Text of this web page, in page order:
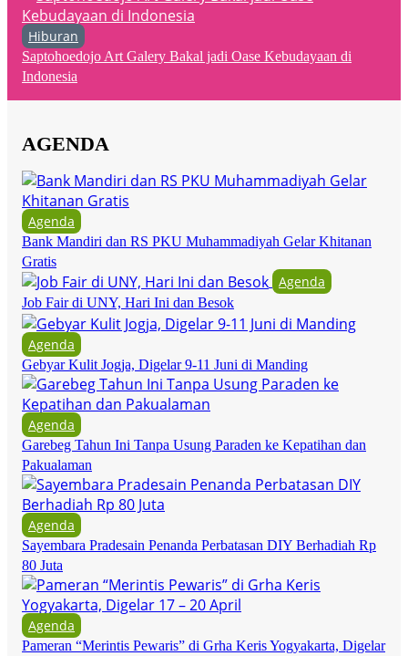
Hiburan
Saptohoedojo Art Galery Bakal jadi Oase Kebudayaan di
Indonesia
AGENDA
Agenda
Bank Mandiri dan RS PKU Muhammadiyah Gelar Khitanan
Gratis
Agenda
Job Fair di UNY, Hari Ini dan Besok
Agenda
Gebyar Kulit Jogja, Digelar 9-11 Juni di Manding
Agenda
Garebeg Tahun Ini Tanpa Usung Paraden ke Kepatihan dan
Pakualaman
Agenda
Sayembara Pradesain Penanda Perbatasan DIY Berhadiah Rp
80 Juta
Agenda
Pameran “Merintis Pewaris” di Grha Keris Yogyakarta, Digelar